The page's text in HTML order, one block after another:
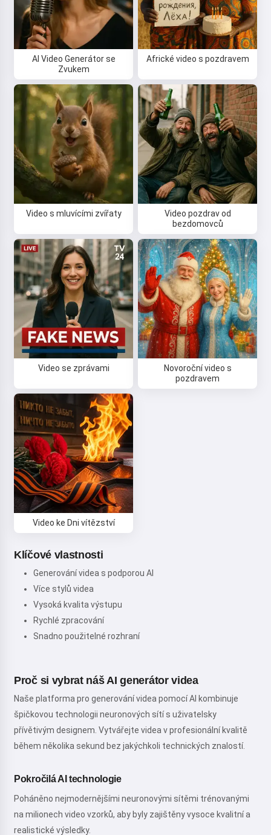
AI Video Generátor se
Zvukem
Africké video s pozdravem
Video s mluvícími zvířaty
Video pozdrav od
bezdomovců
Video se zprávami
Novoroční video s
pozdravem
Video ke Dni vítězství
Klíčové vlastnosti
Generování videa s podporou AI
Více stylů videa
Vysoká kvalita výstupu
Rychlé zpracování
Snadno použitelné rozhraní
Proč si vybrat náš AI generátor videa
Naše platforma pro generování videa pomocí AI kombinuje
špičkovou technologii neuronových sítí s uživatelsky
přívětivým designem. Vytvářejte videa v profesionální kvalitě
během několika sekund bez jakýchkoli technických znalostí.
Pokročilá AI technologie
Poháněno nejmodernějšími neuronovými sítěmi trénovanými
na milionech video vzorků, aby byly zajištěny vysoce kvalitní a
realistické výsledky.